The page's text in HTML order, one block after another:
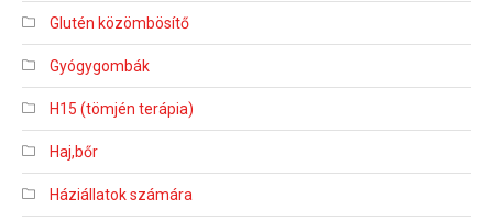
Glutén közömbösítő
Gyógygombák
H15 (tömjén terápia)
Haj,bőr
Háziállatok számára